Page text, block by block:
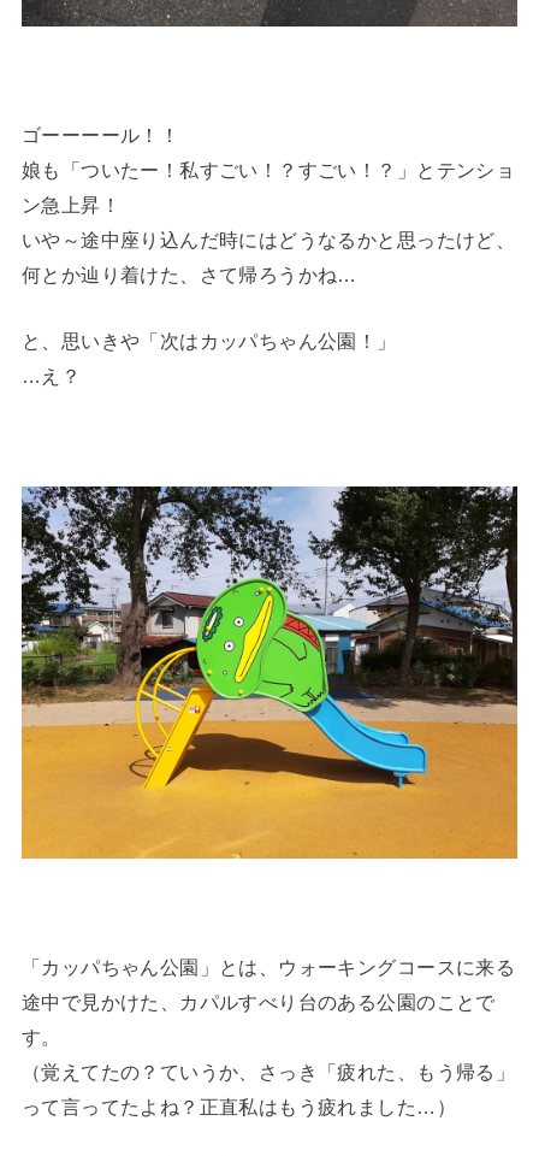
ゴーーーール！！
娘も「ついたー！私すごい！？すごい！？」とテンショ
ン急上昇！
いや～途中座り込んだ時にはどうなるかと思ったけど、
何とか辿り着けた、さて帰ろうかね…
と、思いきや「次はカッパちゃん公園！」
…え？
「カッパちゃん公園」とは、ウォーキングコースに来る
途中で見かけた、カパルすべり台のある公園のことで
す。
（覚えてたの？ていうか、さっき「疲れた、もう帰る」
って言ってたよね？正直私はもう疲れました…）